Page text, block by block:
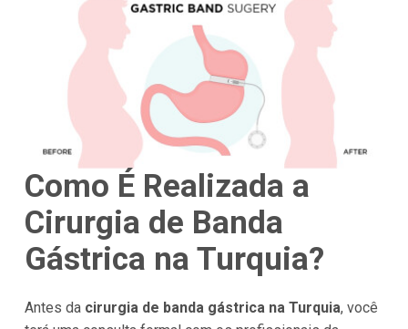
Como É Realizada a
Cirurgia de Banda
Gástrica na Turquia?
Antes da cirurgia de banda gástrica na Turquia, você